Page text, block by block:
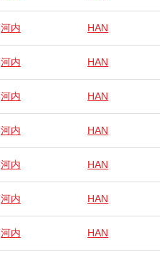
河内 HAN
河内 HAN
河内 HAN
河内 HAN
河内 HAN
河内 HAN
河内 HAN